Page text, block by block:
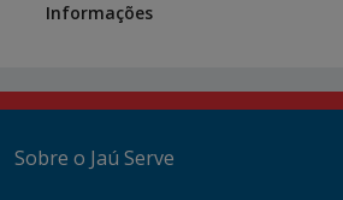
Information
Informações
Sobre o Jaú Serve